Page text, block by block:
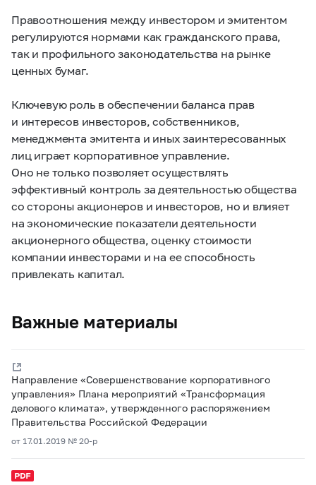
Правоотношения между инвестором и эмитентом
регулируются нормами как гражданского права,
так и профильного законодательства на рынке
ценных бумаг.
Ключевую роль в обеспечении баланса прав
и интересов инвесторов, собственников,
менеджмента эмитента и иных заинтересованных
лиц играет корпоративное управление.
Оно не только позволяет осуществлять
эффективный контроль за деятельностью общества
со стороны акционеров и инвесторов, но и влияет
на экономические показатели деятельности
акционерного общества, оценку стоимости
компании инвесторами и на ее способность
привлекать капитал.
Важные материалы
Направление «Совершенствование корпоративного
управления» Плана мероприятий «Трансформация
делового климата», утвержденного распоряжением
Правительства Российской Федерации
от 17.01.2019 № 20-р